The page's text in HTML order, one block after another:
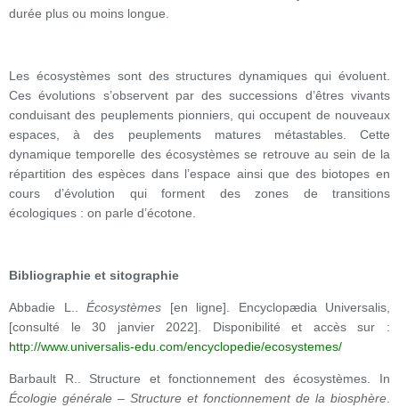
durée plus ou moins longue.
Les écosystèmes sont des structures dynamiques qui évoluent.
Ces évolutions s’observent par des successions d’êtres vivants
conduisant des peuplements pionniers, qui occupent de nouveaux
espaces, à des peuplements matures métastables. Cette
dynamique temporelle des écosystèmes se retrouve au sein de la
répartition des espèces dans l’espace ainsi que des biotopes en
cours d’évolution qui forment des zones de transitions
écologiques : on parle d’écotone.
Bibliographie et sitographie
Abbadie L.. Écosystèmes [en ligne]. Encyclopædia Universalis,
[consulté le 30 janvier 2022]. Disponibilité et accès sur :
http://www.universalis-edu.com/encyclopedie/ecosystemes/
Barbault R.. Structure et fonctionnement des écosystèmes. In
Écologie générale – Structure et fonctionnement de la biosphère